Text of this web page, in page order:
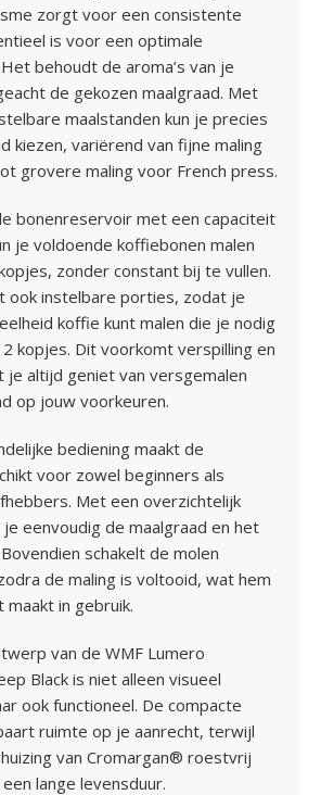
zorgt voor een consistente
is voor een optimale
behoudt de aroma’s van je
de gekozen maalgraad. Met
maalstanden kun je precies
kiezen, variërend van fijne maling
grovere maling voor French press.
bonenreservoir met een capaciteit
je voldoende koffiebonen malen
zonder constant bij te vullen.
ook instelbare porties, zodat je
koffie kunt malen die je nodig
kopjes. Dit voorkomt verspilling en
altijd geniet van versgemalen
op jouw voorkeuren.
bediening maakt de
voor zowel beginners als
Met een overzichtelijk
eenvoudig de maalgraad en het
schakelt de molen
de maling is voltooid, wat hem
in gebruik.
van de WMF Lumero
Black is niet alleen visueel
ook functioneel. De compacte
ruimte op je aanrecht, terwijl
van Cromargan® roestvrij
lange levensduur.